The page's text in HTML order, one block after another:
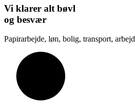
Vi klarer alt bøvl
og besvær
Papirarbejde, løn, bolig, transport,